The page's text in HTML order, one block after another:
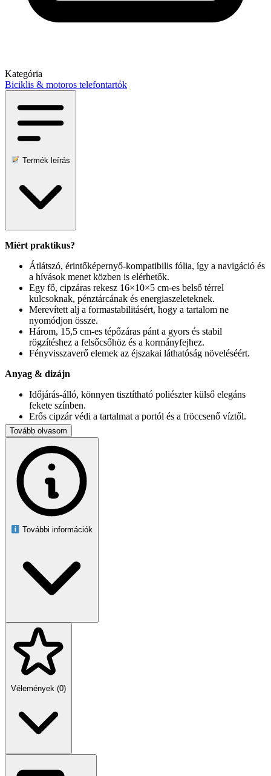
Kategória
Biciklis & motoros telefontartók
Termék leírás
Miért praktikus?
Átlátszó, érintőképernyő-kompatibilis fólia, így a navigáció és
a hívások menet közben is elérhetők.
Egy fő, cipzáras rekesz 16×10×5 cm-es belső térrel
kulcsoknak, pénztárcának és energiaszeleteknek.
Merevített alj a formastabilitásért, hogy a tartalom ne
nyomódjon össze.
Három, 15,5 cm-es tépőzáras pánt a gyors és stabil
rögzítéshez a felsőcsőhöz és a kormányfejhez.
Fényvisszaverő elemek az éjszakai láthatóság növeléséért.
Anyag & dizájn
Időjárás-álló, könnyen tisztítható poliészter külső elegáns
fekete színben.
Erős cipzár védi a tartalmat a portól és a fröccsenő víztől.
Méretek
Táska: 18,5 × 10 × 9 cm
Telefonablak: 17,5 × 8,5 cm (max. ~6,9″ kijelzőig)
Ideális választás túrázóknak, városi ingázóknak, illetve
mindenkinek, aki szeretné biztonságban tudni értékeit, miközben a
mobil mindig szem előtt és kéz alatt marad.
Tovább olvasom
További információk
Vélemények (0)